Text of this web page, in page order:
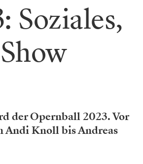
Soziales,
der Opernball 2023. Vor
Andi Knoll bis Andreas